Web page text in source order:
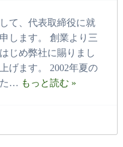
て、代表取締役に就
します。 創業より三
じめ弊社に賜りまし
げます。 2002年夏の
た… もっと読む »